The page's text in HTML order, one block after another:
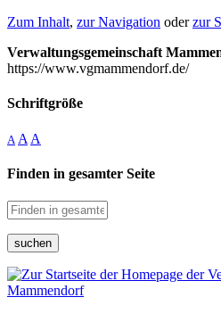
Zum Inhalt, zur Navigation oderzur
Verwaltungsgemeinschaft
https://www.vgmammendorf.de/
Schriftgröße
A A A
Finden in gesamter Seite
suchen